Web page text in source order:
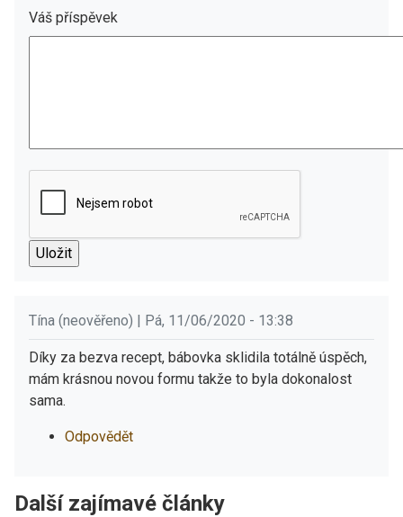
Váš příspěvek
Tína (neověřeno) | Pá, 11/06/2020 - 13:38
Díky za bezva recept, bábovka sklidila totálně úspěch,
mám krásnou novou formu takže to byla dokonalost
sama.
Odpovědět
Další zajímavé články